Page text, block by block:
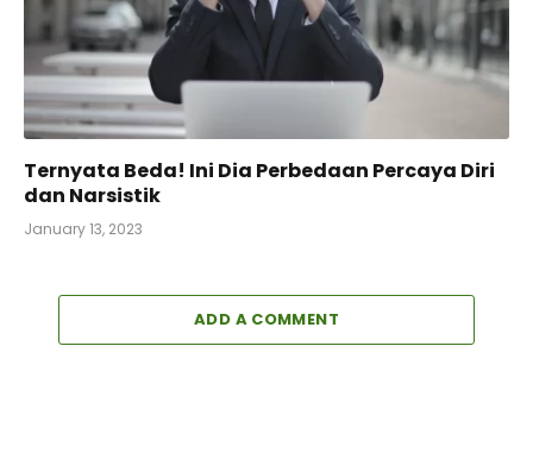
Ternyata Beda! Ini Dia Perbedaan Percaya Diri
dan Narsistik
January 13, 2023
ADD A COMMENT